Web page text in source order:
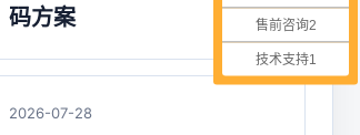
码方案
2026-07-28
售前咨询2
技术支持1